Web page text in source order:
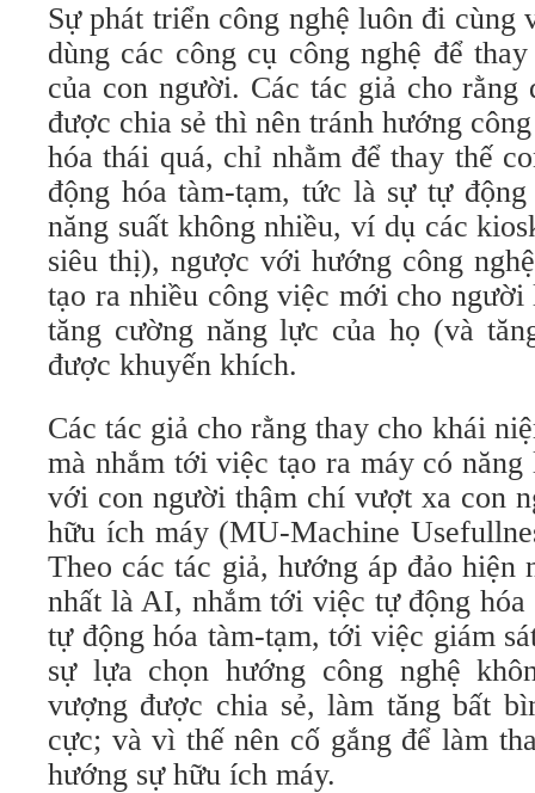
Sự phát triển công nghệ luôn đi cùng
dùng các công cụ công nghệ để
của con người. Các tác giả cho rằng
được chia sẻ thì nên tránh hướng
hóa thái quá, chỉ nhằm để thay thế
động hóa tàm-tạm, tức là sự tự
năng suất không nhiều, ví dụ các
siêu thị), ngược với hướng công
tạo ra nhiều công việc mới cho người
tăng cường năng lực của họ (và
được khuyến khích.
Các tác giả cho rằng thay cho khái
mà nhắm tới việc tạo ra máy có
với con người thậm chí vượt xa con
hữu ích máy (MU-Machine
Theo các tác giả, hướng áp đảo hiện
nhất là AI, nhắm tới việc tự động
tự động hóa tàm-tạm, tới việc giám
sự lựa chọn hướng công nghệ
vượng được chia sẻ, làm tăng bất
cực; và vì thế nên cố gắng để làm
hướng sự hữu ích máy.